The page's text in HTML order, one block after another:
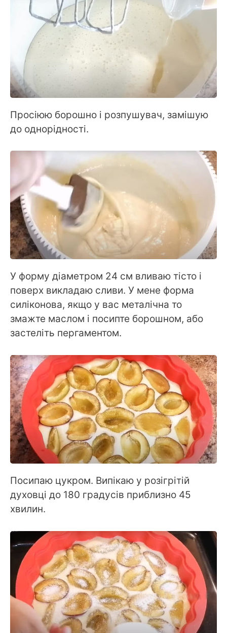
Просіюю борошно і розпушувач, замішую
до однорідності.
У форму діаметром 24 см вливаю тісто і
поверх викладаю сливи. У мене форма
силіконова, якщо у вас металічна то
змажте маслом і посипте борошном, або
застеліть пергаментом.
Посипаю цукром. Випікаю у розігрітій
духовці до 180 градусів приблизно 45
хвилин.